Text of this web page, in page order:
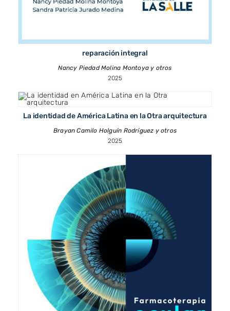
reparación integral
Nancy Piedad Molina Montoya y otros
2025
La identidad de América Latina en la Otra arquitectura
Brayan Camilo Holguín Rodríguez y otros
2025